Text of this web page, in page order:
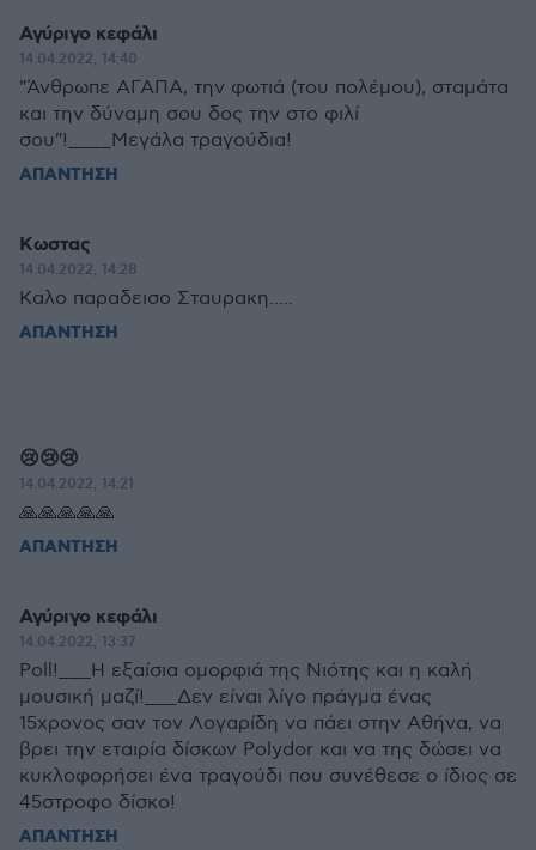
Αγύριγο κεφάλι
14.04.2022, 14:40
"Άνθρωπε ΑΓΑΠΑ, την φωτιά (του πολέμου), σταμάτα
και την δύναμη σου δος την στο φιλί
σου"!____Μεγάλα τραγούδια!
ΑΠΑΝΤΗΣΗ
Κωστας
14.04.2022, 14:28
Καλο παραδεισο Σταυρακη.....
ΑΠΑΝΤΗΣΗ
😢😢😢
14.04.2022, 14:21
🙏🙏🙏🙏🙏
ΑΠΑΝΤΗΣΗ
Αγύριγο κεφάλι
14.04.2022, 13:37
Ροll!___Η εξαίσια ομορφιά της Νιότης και η καλή
μουσική μαζί!___Δεν είναι λίγο πράγμα ένας
15χρονος σαν τον Λογαρίδη να πάει στην Αθήνα, να
βρει την εταιρία δίσκων Polydor και να της δώσει να
κυκλοφορήσει ένα τραγούδι που συνέθεσε ο ίδιος σε
45στροφο δίσκο!
ΑΠΑΝΤΗΣΗ